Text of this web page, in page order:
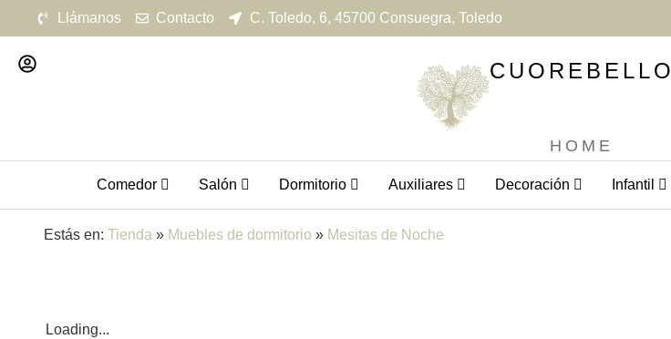
Llámanos Contacto C. Toledo, 6, 45700 Consuegra, Toledo
HOME
CUOREBELLO
Comedor Salón Dormitorio Auxiliares Decoración Infantil
Estás en: Tienda » Muebles de dormitorio » Mesitas de Noche
Loading...